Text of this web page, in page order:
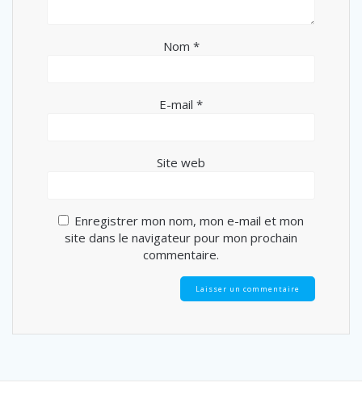
Nom *
E-mail *
Site web
Enregistrer mon nom, mon e-mail et mon
site dans le navigateur pour mon prochain
commentaire.